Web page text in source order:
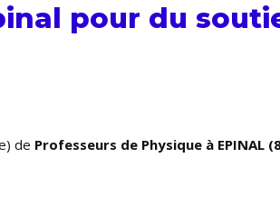
pour du
de Professeurs de Physique à EPINAL